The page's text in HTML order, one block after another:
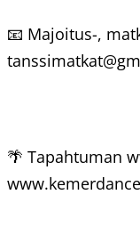
📧 Majoitus-,
🌴 Tapahtuman